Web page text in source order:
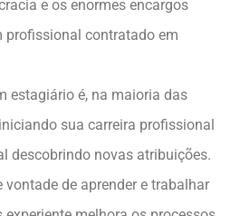
e os enormes encargos
profissional contratado em
estagiário é, na maioria das
sua carreira profissional
descobrindo novas atribuições.
vontade de aprender e trabalhar